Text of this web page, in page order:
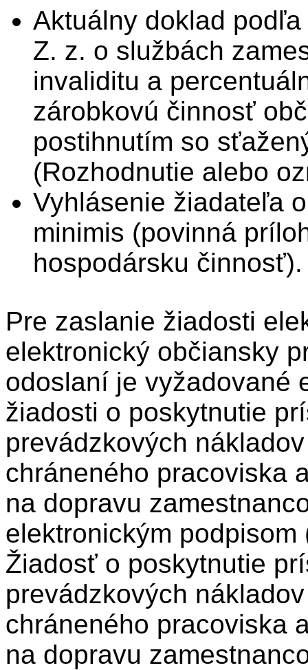
Aktuálny doklad
Z. z. o službách
invaliditu a
zárobkovú činnosť
postihnutím so
(Rozhodnutie alebo
Vyhlásenie žiadateľa
minimis (povinná
hospodársku činnosť).
Pre zaslanie žiadosti
elektronický občiansky
odoslaní je vyžadované
žiadosti o poskytnutie
prevádzkových
chráneného pracoviska
na dopravu
elektronickým
Žiadosť o poskytnutie
prevádzkových
chráneného pracoviska
na dopravu